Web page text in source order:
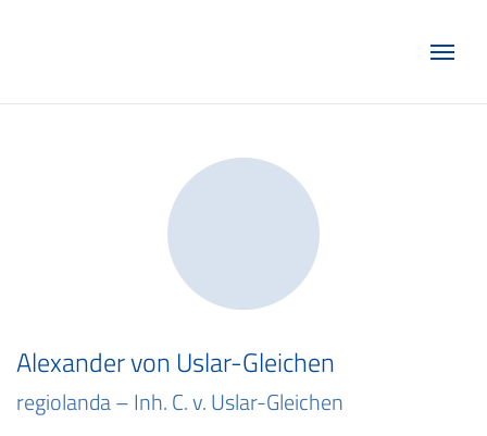
Alexander von Uslar-Gleichen
regiolanda – Inh. C. v. Uslar-Gleichen